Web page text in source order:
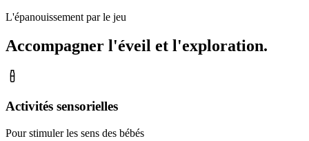
L'épanouissement par le jeu
Accompagner l'éveil et l'exploration.
Activités sensorielles
Pour stimuler les sens des bébés